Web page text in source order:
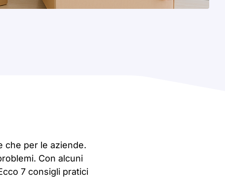
che per le aziende.
Con alcuni
7 consigli pratici